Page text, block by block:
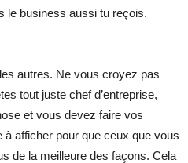
le business aussi tu reçois.
autres. Ne vous croyez pas
tout juste chef d’entreprise,
et vous devez faire vos
afficher pour que ceux que vous
de la meilleure des façons. Cela